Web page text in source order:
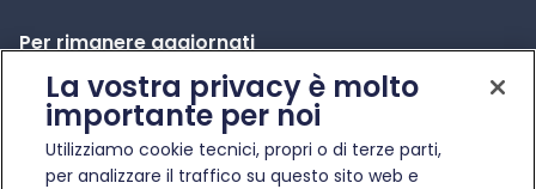
Per rimanere aggiornati
News e comunicati stampa
Infotraffico
Apre in una nuova scheda
Etica e Compliance
La vostra privacy è molto
importante per noi
Utilizziamo cookie tecnici, propri o di terze parti,
per analizzare il traffico su questo sito web e